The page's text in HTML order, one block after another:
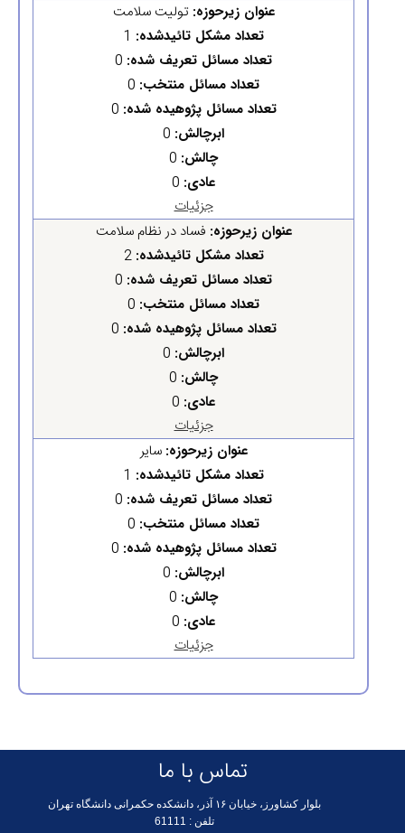
عنوان زیرحوزه: تولیت سلامت
تعداد مشکل تائیدشده: 1
تعداد مسائل تعریف شده: 0
تعداد مسائل منتخب: 0
تعداد مسائل پژوهیده شده: 0
ابرچالش: 0
چالش: 0
عادی: 0
جزئیات
عنوان زیرحوزه: فساد در نظام سلامت
تعداد مشکل تائیدشده: 2
تعداد مسائل تعریف شده: 0
تعداد مسائل منتخب: 0
تعداد مسائل پژوهیده شده: 0
ابرچالش: 0
چالش: 0
عادی: 0
جزئیات
عنوان زیرحوزه: سایر
تعداد مشکل تائیدشده: 1
تعداد مسائل تعریف شده: 0
تعداد مسائل منتخب: 0
تعداد مسائل پژوهیده شده: 0
ابرچالش: 0
چالش: 0
عادی: 0
جزئیات
تماس با ما
بلوار کشاورز، خیابان ۱۶ آذر، دانشکده حکمرانی دانشگاه تهران
تلفن : 61111